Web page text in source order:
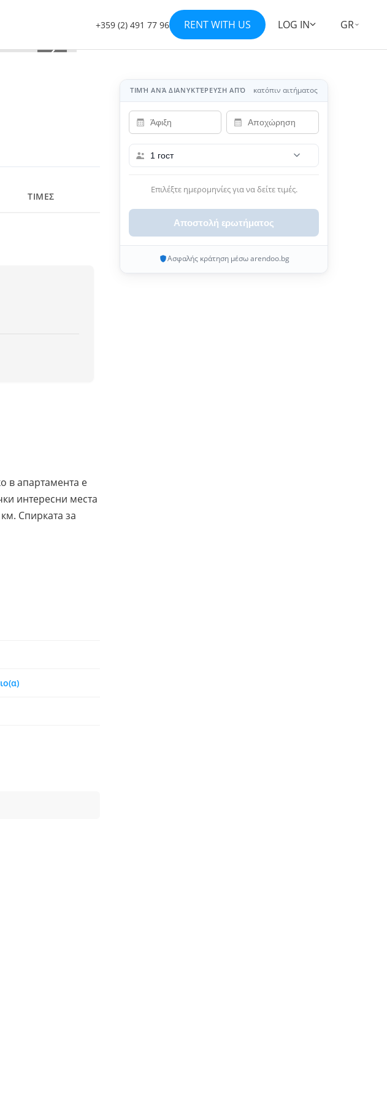
+359 (2) 491 77 96 RENT WITH US LOG IN GR
›
Εμφάνιση όλων των φωτογραφιών 11
ΤΙΜΕΣ
в апартамента е
интересни места
Спирката за
ΤΙΜΉ ΑΝΆ ΔΙΑΝΥΚΤΈΡΕΥΣΗ ΑΠΌ κατόπιν αιτήματος
1 гост
Επιλέξτε ημερομηνίες για να δείτε τιμές.
Αποστολή ερωτήματος
Ασφαλής κράτηση μέσω arendoo.bg